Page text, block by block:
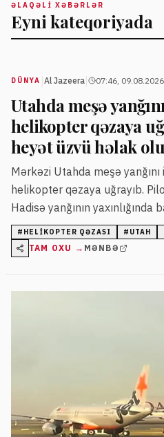
ƏLAQƏLI XƏBƏRLƏR
Eyni kateqoriyada
DÜNYA Al Jazeera 07:46, 09.08.2026
Utahda meşə
helikopter qəzaya
heyət üzvü həlak
Mərkəzi Utahda meşə
helikopter qəzaya uğrayıb.
Hadisə yanğının
qalıqlara ekstremal şərait
# HELIKOPTER QƏZASI # UTAH
TAM OXU → MƏNBƏ